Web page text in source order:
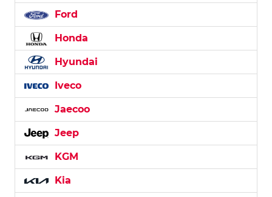
Ford
Honda
Hyundai
Iveco
Jaecoo
Jeep
KGM
Kia